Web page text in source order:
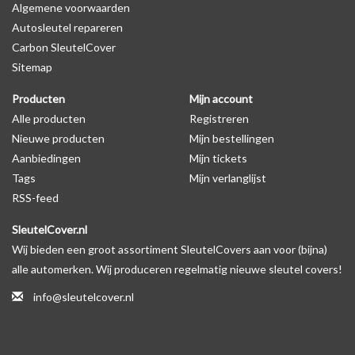
Levering
Voor 16:00 besteld = Dezelfde dag verzonden
Verzending naar België: 1/3 werkdagen
Merk: SleutelCover
Geschikt voor: Smart
Gewicht: 20g
Materiaal: Siliconen
Geschikt voor o.a. de volgende modellen:
* Afhankelijk van het bouwjaar
* Controleer
altijd alsnog eerst uw model sleutel met het
Algemene voorwaarden
Autosleutel repareren
Carbon SleutelCover
Sitemap
Producten
Alle producten
Nieuwe producten
Aanbiedingen
Tags
RSS-feed
Mijn account
Registreren
Mijn bestellingen
Mijn tickets
Mijn verlanglijst
SleutelCover.nl
Wij bieden een groot assortiment SleutelCovers aan voor (bijna)
alle automerken. Wij produceren regelmatig nieuwe sleutel covers!
info@sleutelcover.nl